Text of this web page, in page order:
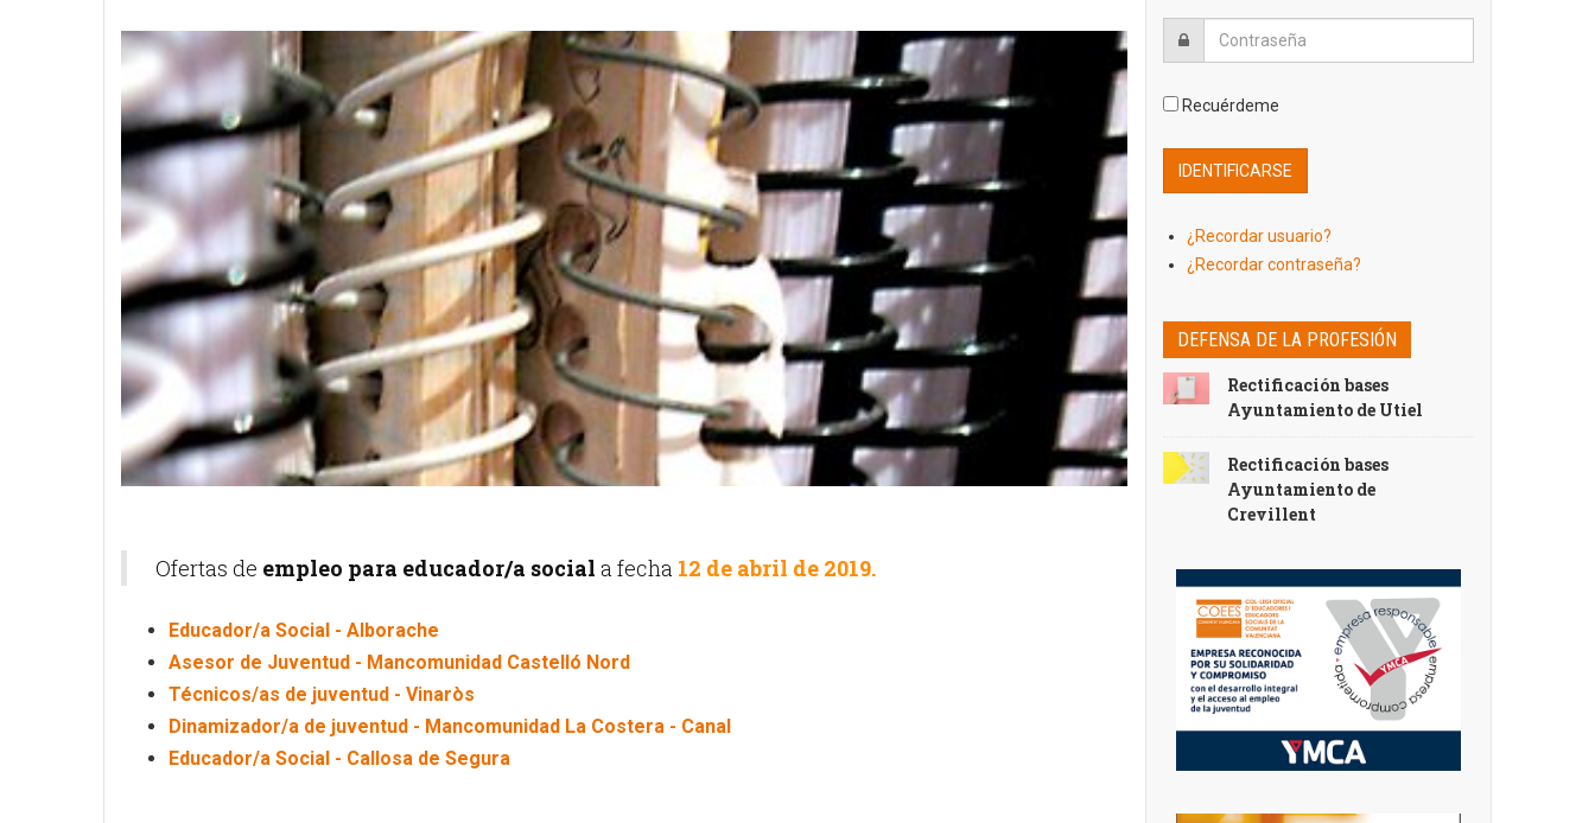
Ofertas de empleo para educador/a social a fecha 12 de abril de 2019.
Educador/a Social - Alborache
Asesor de Juventud - Mancomunidad Castelló Nord
Técnicos/as de juventud - Vinaròs
Dinamizador/a de juventud - Mancomunidad La Costera - Canal
Educador/a Social - Callosa de Segura
Recuérdeme
¿Recordar usuario?
¿Recordar contraseña?
DEFENSA DE LA PROFESIÓN
Rectificación bases
Ayuntamiento de Utiel
Rectificación bases
Ayuntamiento de
Crevillent